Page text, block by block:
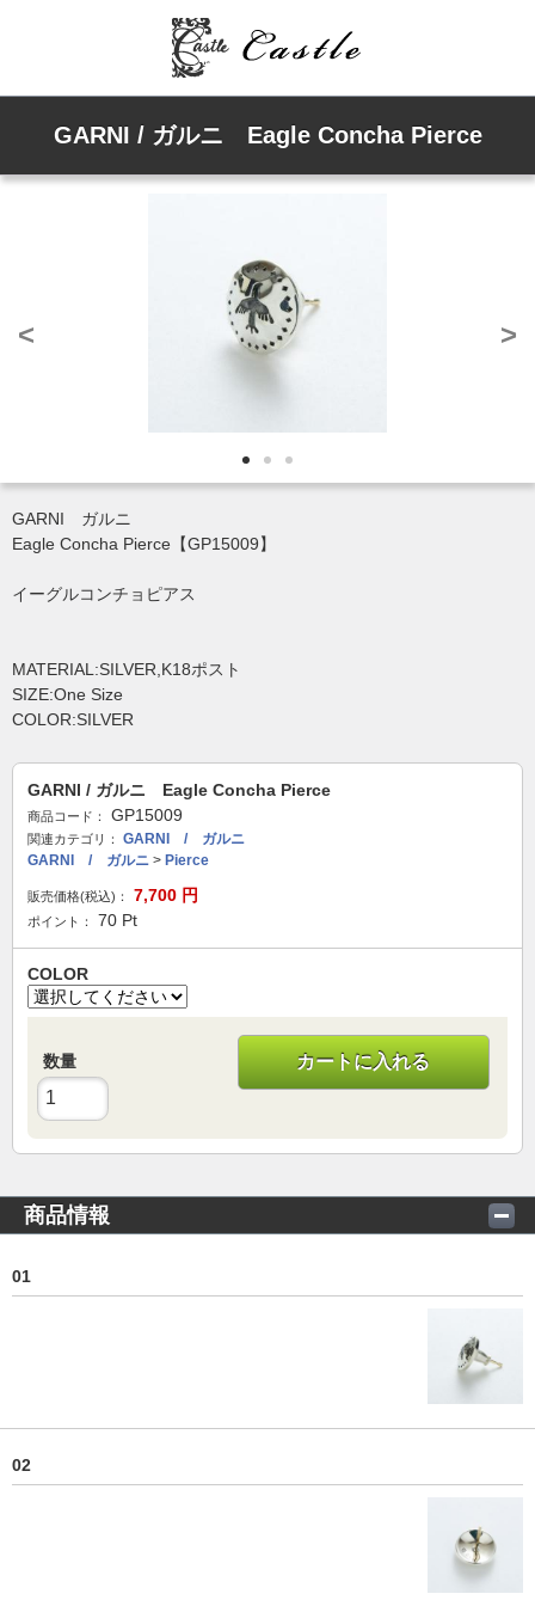
GARNI / ガルニ Eagle Concha Pierce
< >
GARNI ガルニ
Eagle Concha Pierce【GP15009】
イーグルコンチョピアス
MATERIAL:SILVER,K18ポスト
SIZE:One Size
COLOR:SILVER
GARNI / ガルニ Eagle Concha Pierce
商品コード： GP15009
関連カテゴリ：
GARNI / ガルニ
GARNI / ガルニ > Pierce
販売価格(税込)： 7,700 円
ポイント： 70 Pt
COLOR
数量 カートに入れる
商品情報
01
02